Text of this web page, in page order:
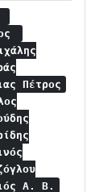
Πέτρος
Α. Β.